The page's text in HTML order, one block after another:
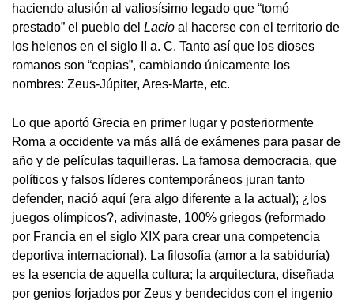
haciendo alusión al valiosísimo legado que “tomó
prestado” el pueblo del Lacio al hacerse con el territorio de
los helenos en el siglo II a. C. Tanto así que los dioses
romanos son “copias”, cambiando únicamente los
nombres: Zeus-Júpiter, Ares-Marte, etc.
Lo que aportó Grecia en primer lugar y posteriormente
Roma a occidente va más allá de exámenes para pasar de
año y de películas taquilleras. La famosa democracia, que
políticos y falsos líderes contemporáneos juran tanto
defender, nació aquí (era algo diferente a la actual); ¿los
juegos olímpicos?, adivinaste, 100% griegos (reformado
por Francia en el siglo XIX para crear una competencia
deportiva internacional). La filosofía (amor a la sabiduría)
es la esencia de aquella cultura; la arquitectura, diseñada
por genios forjados por Zeus y bendecidos con el ingenio